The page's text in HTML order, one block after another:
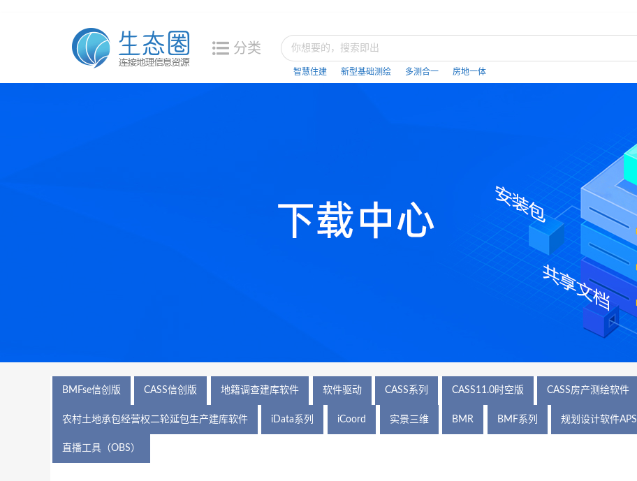
分类
智慧住建 新型基础测绘 多测合一 房地一体
BMFse信创版 CASS信创版 地籍调查建库软件 软件驱动 CASS系列 CASS11.0时空版 CASS房产测绘软件
农村土地承包经营权二轮延包生产建库软件 iData系列 iCoord 实景三维 BMR BMF系列 规划设计软件APS
直播工具（OBS）